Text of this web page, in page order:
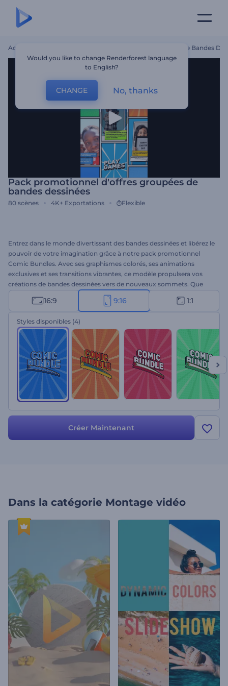
Accueil Pack Promotionnel D'offres Groupées De Bandes
Pack promotionnel d'offres groupées de
bandes dessinées
80 scènes 4K+ Exportations Flexible
Entrez dans le monde divertissant des bandes dessinées et libérez le
pouvoir de votre imagination grâce à notre pack promotionnel
Comic Bundles. Avec ses graphismes colorés, ses animations
exclusives et ses transitions vibrantes, ce modèle propulsera vos
créations de bandes dessinées vers de nouveaux sommets. Que
vous soyez un conteur professionnel ou un nouveau venu
passionné, ce modèle convivial facilite la création de votre scénario
unique. Sélectionnez les scènes qui correspondent à vos idées,
tapez vos textes et finalisez votre vidéo avec une musique
entraînante et votre voix off. Suscitez l'intérêt de votre public et
faites en sorte qu'il attende avec impatience votre prochaine sortie
grâce à des promotions qui font le buzz. Essayez dès maintenant !
16:9 9:16 1:1
Styles disponibles (4)
Créer Maintenant
Dans la catégorie Montage vidéo
Would you like to change Renderforest language
to English?
CHANGE No, thanks